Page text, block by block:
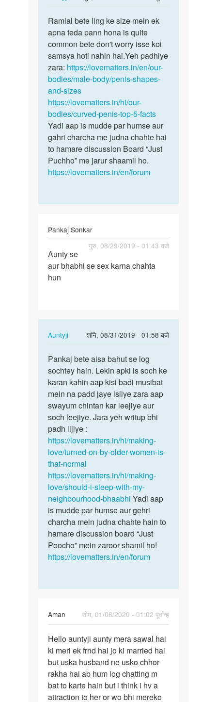
to
Mera
Ling
tedha
Hai
Sidha…
by
RAMLAL
Ramlal
bete
ling
ke
size…
Ramlal bete ling ke size mein ek
apna teda pann hona is quite
common bete don't worry isse koi
samsya hoti nahin hai.Yeh padhiye
zara: https://lovematters.in/en/our-
bodies/male-body/penis-shapes-
and-sizes
https://lovematters.in/hi/our-
bodies/curved-penis-top-5-facts
Yadi aap is mudde par humse aur
gahri charcha me judna chahte hai
to hamare discussion Board “Just
Puchho” me jarur shaamil ho.
https://lovematters.in/en/forum
Pankaj Sonkar
गुरु, 08/29/2019 - 01:43 बजे
Aunty
se
aur
Aunty se
aur bhabhi se sex karna chahta
hun
Auntyji
शनि, 08/31/2019 - 01:58 बजे
In
to
Aunty
se
aur
bhabhi
se
sex…
by
Pankaj
Sonkar
Pankaj
bete
aisa
bahut
se…
Pankaj bete aisa bahut se log
sochtey hain. Lekin apki is soch ke
karan kahin aap kisi badi musibat
mein na padd jaye isliye zara aap
swayum chintan kar leejiye aur
soch leejiye. Jara yeh writup bhi
padh lijiye :
https://lovematters.in/hi/making-
love/turned-on-by-older-women-is-
that-normal
https://lovematters.in/hi/making-
love/should-i-sleep-with-my-
neighbourhood-bhaabhi Yadi aap
is mudde par humse aur gehri
charcha mein judna chahte hain to
hamare discussion board “Just
Poocho” mein zaroor shamil ho!
https://lovematters.in/en/forum
Aman
सोम, 01/06/2020 - 01:02 पूर्वान्ह
Hello
auntyji
aunty
mera…
Hello auntyji aunty mera sawal hai
ki meri ek frnd hai jo ki married hai
but uska husband ne usko chhor
rakha hai ab hum log chatting m
bat to karte hain but i think i hv a
attraction to her or wo bhi mereko